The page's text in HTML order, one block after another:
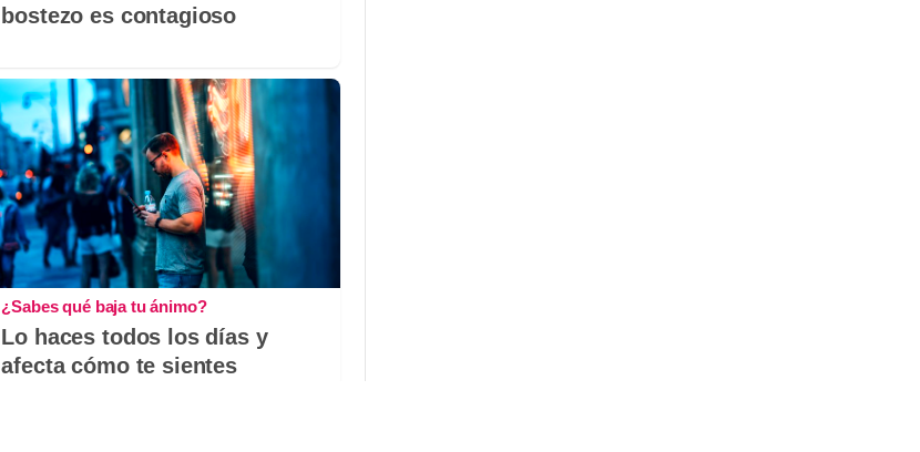
bostezo es contagioso
¿Sabes qué baja tu ánimo?
Lo haces todos los días y
afecta cómo te sientes